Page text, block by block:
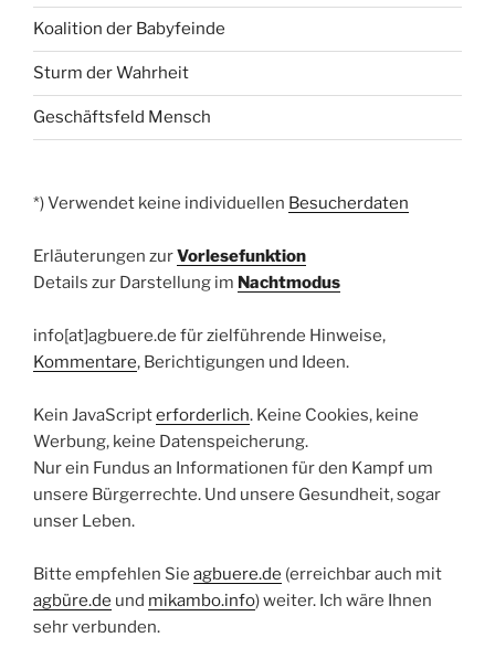
Koalition der Babyfeinde
Sturm der Wahrheit
Geschäftsfeld Mensch
*) Verwendet keine individuellen Besucherdaten
Erläuterungen zurVorlesefunktion
Details zur Darstellung im Nachtmodus
info[at]agbuere.de für zielführende Hinweise,
Kommentare, Berichtigungen und Ideen.
Kein JavaScripterforderlich. Keine Cookies, keine
Werbung, keine Datenspeicherung.
Nur ein Fundus an Informationen für den Kampf um
unsere Bürgerrechte. Und unsere Gesundheit, sogar
unser Leben.
Bitte empfehlen Sie agbuere.de (erreichbar auch mit
agbüre.de und mikambo.info) weiter. Ich wäre Ihnen
sehr verbunden.